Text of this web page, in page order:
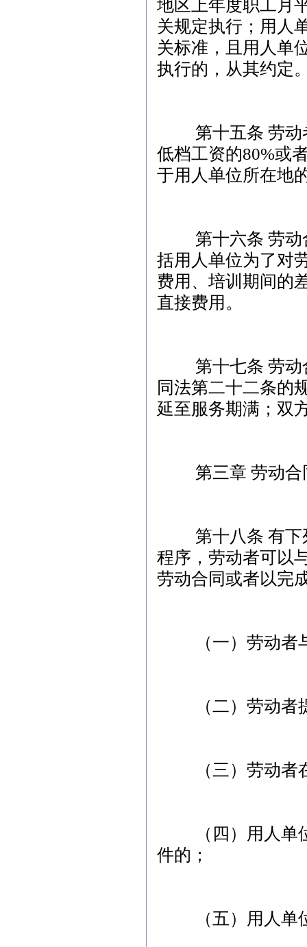
地区上年度职工月
关规定执行；用人
关标准，且用人单
执行的，从其约定
第十五条 劳动者
低档工资的80%或
于用人单位所在地
第十六条 劳动合
括用人单位为了对
费用、培训期间的
直接费用。
第十七条 劳动合
同法第二十二条的
延至服务期满；双
第三章 劳动合
第十八条 有下列
程序，劳动者可以
劳动合同或者以完
（一）劳动者与
（二）劳动者提
（三）劳动者在
（四）用人单位
件的；
（五）用人单位